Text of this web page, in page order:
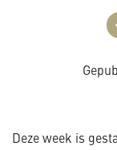
Deze week is